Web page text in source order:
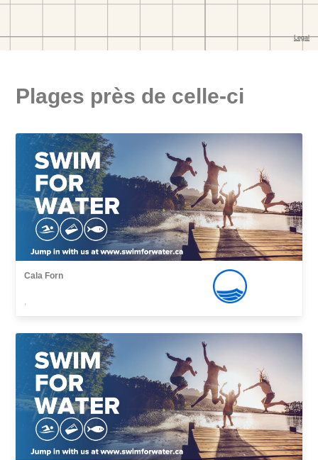
Plages près de celle-ci
Cala Forn
,